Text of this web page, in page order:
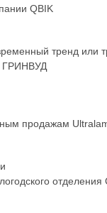
QBIK
тренд или
ГРИНВУД
продажам
отделения